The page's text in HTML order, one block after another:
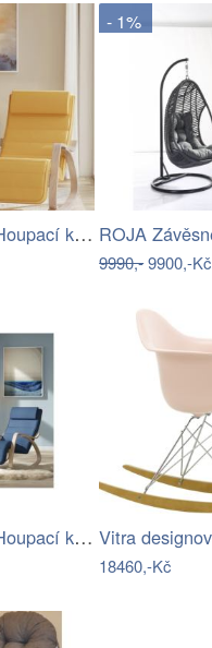
SONGMICS Houpací křeslo polstrované…
- 1%
9990,-9900,-Kč
SONGMICS Houpací křeslo polstrované…
18460,-Kč